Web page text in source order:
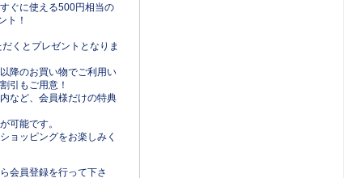
ぐに使える500円相当の
ト！
くとプレゼントとなりま
降のお買い物でご利用い
引もご用意！
など、会員様だけの特典
可能です。
ョッピングをお楽しみく
会員登録を行って下さ